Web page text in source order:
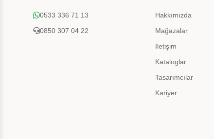
0533 336 71 13
0850 307 04 22
Hakkımızda
Mağazalar
İletişim
Kataloglar
Tasarımcılar
Kariyer